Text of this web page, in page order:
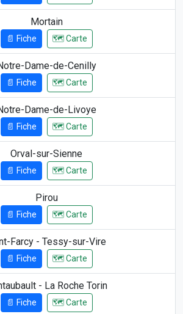
Mortain
📄 Fiche 🗺️ Carte
Dame-de-Cenilly
📄 Fiche 🗺️ Carte
Dame-de-Livoye
📄 Fiche 🗺️ Carte
Orval-sur-Sienne
📄 Fiche 🗺️ Carte
Pirou
📄 Fiche 🗺️ Carte
Farcy - Tessy-sur-Vire
📄 Fiche 🗺️ Carte
- La Roche Torin
📄 Fiche 🗺️ Carte